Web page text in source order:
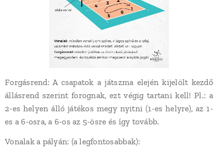
Forgásrend: A csapatok a játszma elején kijelölt kezdő
állásrend szerint forognak, ezt végig tartani kell! Pl.: a
2-es helyen álló játékos megy nyitni (1-es helyre), az 1-
es a 6-osra, a 6-os az 5-ösre és így tovább.
Vonalak a pályán: (a legfontosabbak):